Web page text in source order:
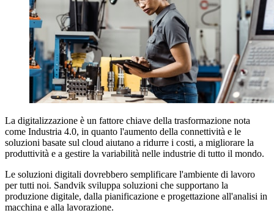
La digitalizzazione è un fattore chiave della trasformazione nota
come Industria 4.0, in quanto l'aumento della connettività e le
soluzioni basate sul cloud aiutano a ridurre i costi, a migliorare la
produttività e a gestire la variabilità nelle industrie di tutto il mondo.
Le soluzioni digitali dovrebbero semplificare l'ambiente di lavoro
per tutti noi. Sandvik sviluppa soluzioni che supportano la
produzione digitale, dalla pianificazione e progettazione all'analisi in
macchina e alla lavorazione.